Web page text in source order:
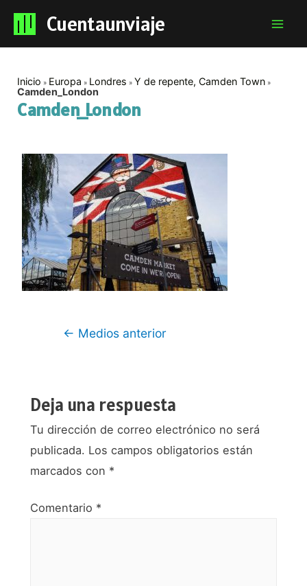
Cuentaunviaje
Inicio Europa Londres
Y de repente, Camden Town
Camden_London
Camden_London
Navegación
← Medios anterior
Deja una respuesta
Tu dirección de correo electrónico no será
publicada. Los campos obligatorios están
marcados con *
Comentario *